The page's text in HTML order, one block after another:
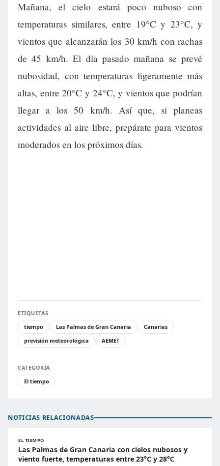
Mañana, el cielo estará poco nuboso con
temperaturas similares, entre 19°C y 23°C, y
vientos que alcanzarán los 30 km/h con rachas
de 45 km/h. El día pasado mañana se prevé
nubosidad, con temperaturas ligeramente más
altas, entre 20°C y 24°C, y vientos que podrían
llegar a los 50 km/h. Así que, si planeas
actividades al aire libre, prepárate para vientos
moderados en los próximos días.
ETIQUETAS
tiempo
Las Palmas de Gran Canaria
Canarias
previsión meteorológica
AEMET
CATEGORÍA
El tiempo
NOTICIAS RELACIONADAS
EL TIEMPO
Las Palmas de Gran Canaria con cielos nubosos y
viento fuerte, temperaturas entre 23°C y 28°C